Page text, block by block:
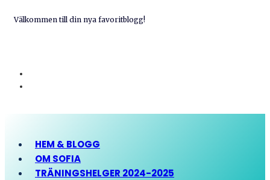
Välkommen till din nya favoritblogg!
HEM & BLOGG
OM SOFIA
TRÄNINGSHELGER 2024-2025